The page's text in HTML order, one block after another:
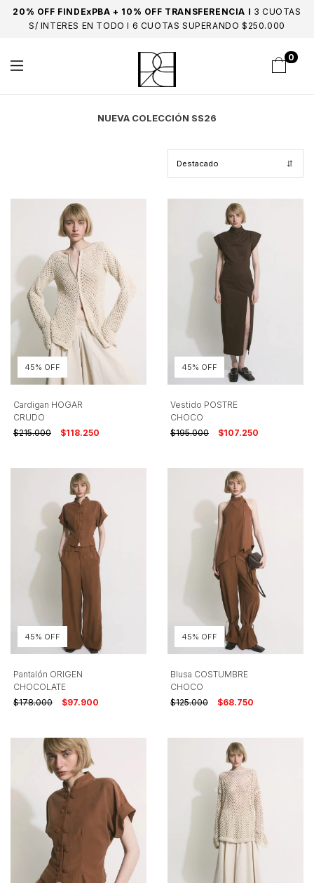
20% OFF FINDExPBA + 10% OFF TRANSFERENCIA I 3 CUOTAS
S/ INTERES EN TODO I 6 CUOTAS SUPERANDO $250.000
0
NUEVA COLECCIÓN SS26
45% OFF
Cardigan HOGAR
CRUDO
$215.000
$118.250
45% OFF
Vestido POSTRE
CHOCO
$195.000
$107.250
45% OFF
Pantalón ORIGEN
CHOCOLATE
$178.000
$97.900
45% OFF
Blusa COSTUMBRE
CHOCO
$125.000
$68.750